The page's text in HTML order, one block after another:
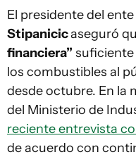
El presidente del
Stipanicicaseguró
financiera” suficiente
los combustibles al
desde octubre. En la
del Ministerio de
reciente entrevista
de acuerdo con